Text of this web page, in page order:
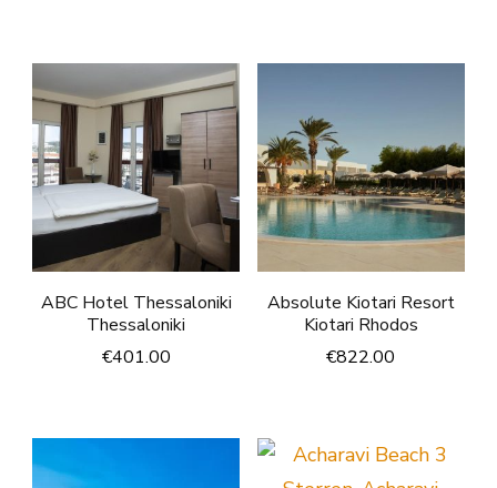
ABC Hotel Thessaloniki
Thessaloniki
€401.00
Absolute Kiotari Resort
Kiotari Rhodos
€822.00